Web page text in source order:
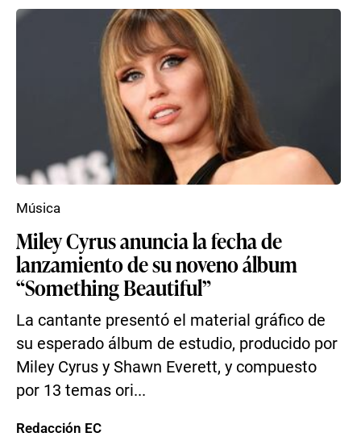
Miley Cyrus anuncia la fecha de
lanzamiento de su noveno álbum
“Something Beautiful”
La cantante presentó el material gráfico de
su esperado álbum de estudio, producido por
Miley Cyrus y Shawn Everett, y compuesto
por 13 temas ori...
Música
Redacción EC